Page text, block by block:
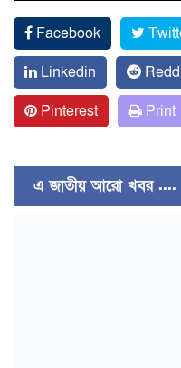
Facebook
Linkedin
Pinterest
Print
এ জাতীয় আরো খবর ....